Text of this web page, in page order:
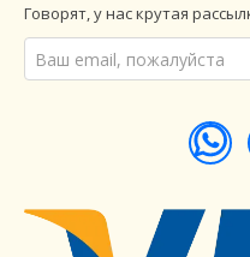
Говорят, у нас крутая